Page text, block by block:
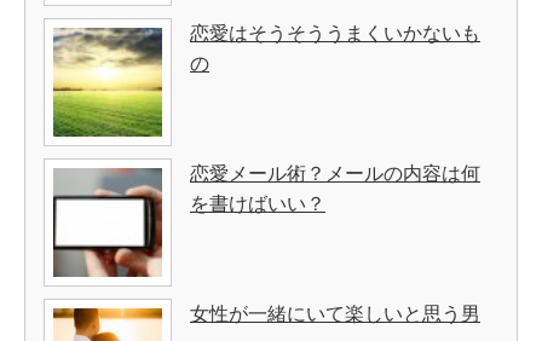
恋愛はそうそううまくいかないも
の
恋愛メール術？メールの内容は何
を書けばいい？
女性が一緒にいて楽しいと思う男